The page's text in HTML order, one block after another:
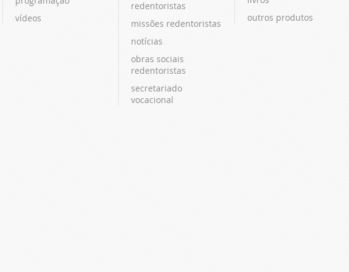
vídeos
redentoristas
missões redentoristas
notícias
obras sociais
redentoristas
secretariado
vocacional
outros produtos